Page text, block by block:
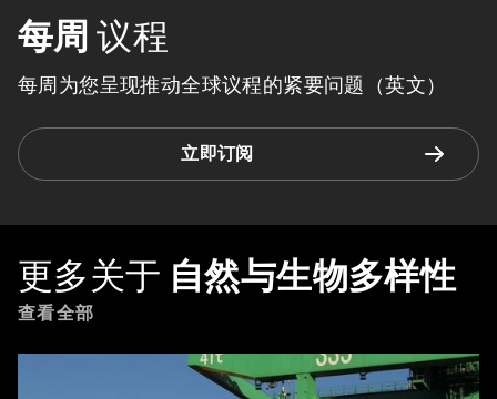
每周 议程
每周为您呈现推动全球议程的紧要问题（英文）
立即订阅
更多关于 自然与生物多样性
查看全部